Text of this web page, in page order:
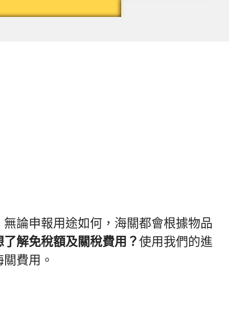
論申報用途如何，海關都會根據物品
了解免稅額及關稅費用？使用我們的進
費用。